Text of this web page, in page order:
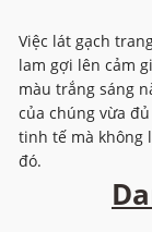
Việc lát gạch
lam gợi lên cảm
màu trắng sáng
của chúng vừa
tinh tế mà không
đó.